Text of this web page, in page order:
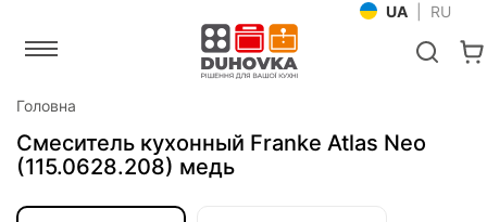
UA RU
Головна
Смеситель кухонный Franke Atlas Neo
(115.0628.208) медь